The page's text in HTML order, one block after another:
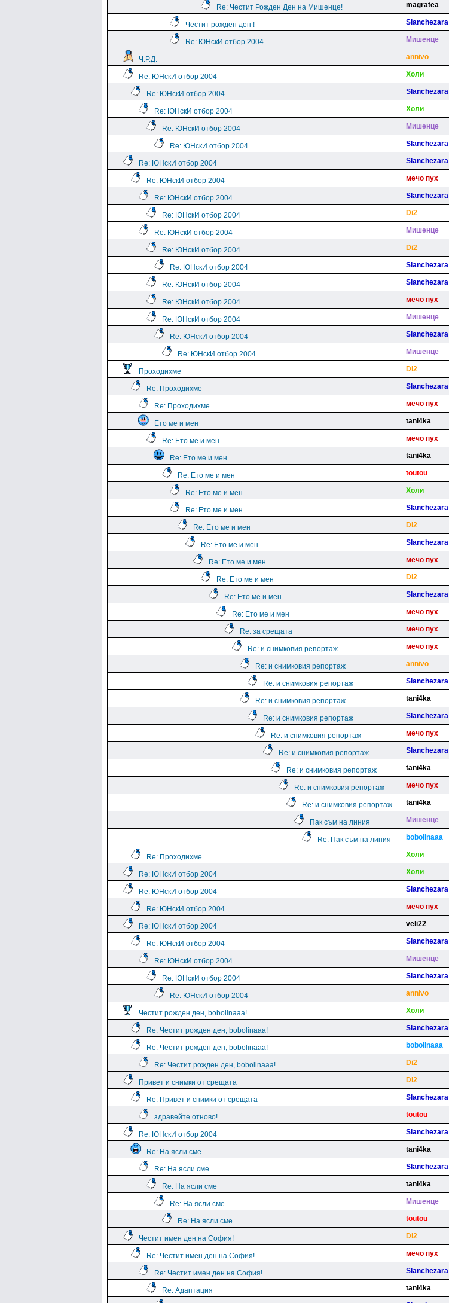
Re: Честит Рожден Ден на Мишенце! magratea
Честит рожден ден ! Slanchezara
Re: ЮНскИ отбор 2004 Mишeнцe
Ч.Р.Д. annivo
Re: ЮНскИ отбор 2004 Xoли
Re: ЮНскИ отбор 2004 Slanchezara
Re: ЮНскИ отбор 2004 Xoли
Re: ЮНскИ отбор 2004 Mишeнцe
Re: ЮНскИ отбор 2004 Slanchezara
Re: ЮНскИ отбор 2004 Slanchezara
Re: ЮНскИ отбор 2004 мeчo пyx
Re: ЮНскИ отбор 2004 Slanchezara
Re: ЮНскИ отбор 2004 Di2
Re: ЮНскИ отбор 2004 Mишeнцe
Re: ЮНскИ отбор 2004 Di2
Re: ЮНскИ отбор 2004 Slanchezara
Re: ЮНскИ отбор 2004 Slanchezara
Re: ЮНскИ отбор 2004 мeчo пyx
Re: ЮНскИ отбор 2004 Mишeнцe
Re: ЮНскИ отбор 2004 Slanchezara
Re: ЮНскИ отбор 2004 Mишeнцe
Проходихме Di2
Re: Проходихме Slanchezara
Re: Проходихме мeчo пyx
Ето ме и мен tani4ka
Re: Ето ме и мен мeчo пyx
Re: Ето ме и мен tani4ka
Re: Ето ме и мен toutou
Re: Ето ме и мен Xoли
Re: Ето ме и мен Slanchezara
Re: Ето ме и мен Di2
Re: Ето ме и мен Slanchezara
Re: Ето ме и мен мeчo пyx
Re: Ето ме и мен Di2
Re: Ето ме и мен Slanchezara
Re: Ето ме и мен мeчo пyx
Re: за срещата мeчo пyx
Re: и снимковия репортаж мeчo пyx
Re: и снимковия репортаж annivo
Re: и снимковия репортаж Slanchezara
Re: и снимковия репортаж tani4ka
Re: и снимковия репортаж Slanchezara
Re: и снимковия репортаж мeчo пyx
Re: и снимковия репортаж Slanchezara
Re: и снимковия репортаж tani4ka
Re: и снимковия репортаж мeчo пyx
Re: и снимковия репортаж tani4ka
Пак съм на линия Mишeнцe
Re: Пак съм на линия bobolinaaa
Re: Проходихме Xoли
Re: ЮНскИ отбор 2004 Xoли
Re: ЮНскИ отбор 2004 Slanchezara
Re: ЮНскИ отбор 2004 мeчo пyx
Re: ЮНскИ отбор 2004 veli22
Re: ЮНскИ отбор 2004 Slanchezara
Re: ЮНскИ отбор 2004 Mишeнцe
Re: ЮНскИ отбор 2004 Slanchezara
Re: ЮНскИ отбор 2004 annivo
Честит рожден ден, bobolinaaa! Xoли
Re: Честит рожден ден, bobolinaaa! Slanchezara
Re: Честит рожден ден, bobolinaaa! bobolinaaa
Re: Честит рожден ден, bobolinaaa! Di2
Привет и снимки от срещата Di2
Re: Привет и снимки от срещата Slanchezara
здравейте отново! toutou
Re: ЮНскИ отбор 2004 Slanchezara
Re: На ясли сме tani4ka
Re: На ясли сме Slanchezara
Re: На ясли сме tani4ka
Re: На ясли сме Mишeнцe
Re: На ясли сме toutou
Честит имен ден на София! Di2
Re: Честит имен ден на София! мeчo пyx
Re: Честит имен ден на София! Slanchezara
Re: Адаптация tani4ka